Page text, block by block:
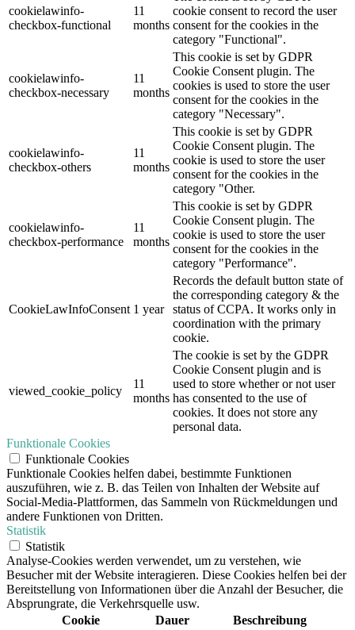
cookielawinfo-
checkbox-functional
11
months
cookie consent to record the user
consent for the cookies in the
category "Functional".
cookielawinfo-
checkbox-necessary
11
months
This cookie is set by GDPR
Cookie Consent plugin. The
cookies is used to store the user
consent for the cookies in the
category "Necessary".
cookielawinfo-
checkbox-others
11
months
This cookie is set by GDPR
Cookie Consent plugin. The
cookie is used to store the user
consent for the cookies in the
category "Other.
cookielawinfo-
checkbox-performance
11
months
This cookie is set by GDPR
Cookie Consent plugin. The
cookie is used to store the user
consent for the cookies in the
category "Performance".
CookieLawInfoConsent 1 year
Records the default button state of
the corresponding category & the
status of CCPA. It works only in
coordination with the primary
cookie.
viewed_cookie_policy
11
months
The cookie is set by the GDPR
Cookie Consent plugin and is
used to store whether or not user
has consented to the use of
cookies. It does not store any
personal data.
Funktionale Cookies
Funktionale Cookies
Funktionale Cookies helfen dabei, bestimmte Funktionen
auszuführen, wie z. B. das Teilen von Inhalten der Website auf
Social-Media-Plattformen, das Sammeln von Rückmeldungen und
andere Funktionen von Dritten.
Statistik
Statistik
Analyse-Cookies werden verwendet, um zu verstehen, wie
Besucher mit der Website interagieren. Diese Cookies helfen bei der
Bereitstellung von Informationen über die Anzahl der Besucher, die
Absprungrate, die Verkehrsquelle usw.
Cookie
Dauer Beschreibung